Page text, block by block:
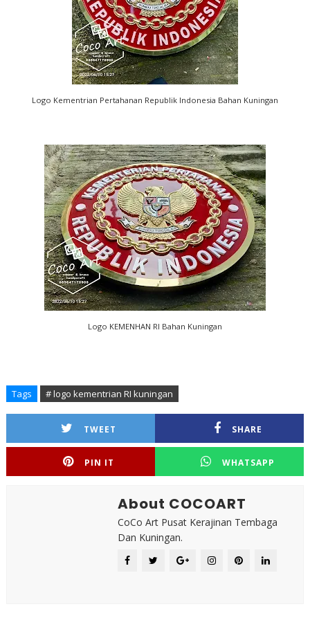
Logo Kementrian Pertahanan Republik Indonesia Bahan Kuningan
Logo KEMENHAN RI Bahan Kuningan
Tags # logo kementrian RI kuningan
TWEET SHARE
PIN IT WHATSAPP
About COCOART
CoCo Art Pusat Kerajinan Tembaga
Dan Kuningan.